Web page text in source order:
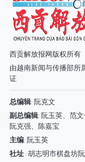
西贡解放报网版权所有
由越南新闻与传播部所
证
总编辑: 阮克文
副总编辑: 阮玉英、范
阮克强、陈嘉宝
主编: 阮玉英
社址 : 胡志明市棋盘坊